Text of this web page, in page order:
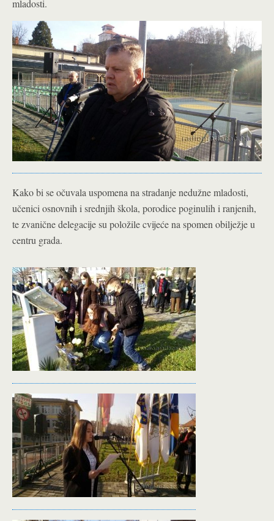
mladosti.
Kako bi se očuvala uspomena na stradanje nedužne mladosti,
učenici osnovnih i srednjih škola, porodice poginulih i ranjenih,
te zvanične delegacije su položile cvijeće na spomen obilježje u
centru grada.